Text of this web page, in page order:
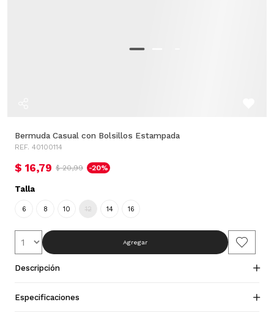
Bermuda Casual con Bolsillos Estampada
REF. 40100114
$ 16,79 $ 20,99 -20%
Talla
6 8 10 12 14 16
Agregar
Descripción
Especificaciones